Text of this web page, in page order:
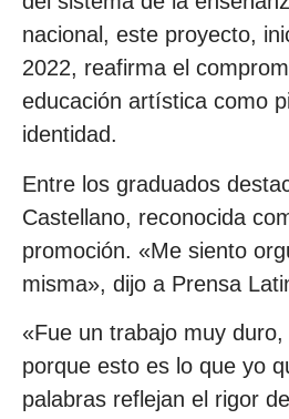
nacional, este proyecto,
2022, reafirma el
educación artística como
identidad.
Entre los graduados
Castellano, reconocida
promoción. «Me siento
misma», dijo a Prensa
«Fue un trabajo muy
porque esto es lo que yo
palabras reflejan el rigor